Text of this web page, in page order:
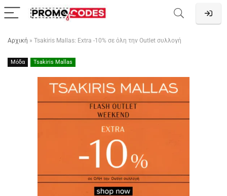
Αρχική » Tsakiris Mallas: Extra -10% σε όλη την Outlet συλλογή
Μόδα Tsakiris Mallas